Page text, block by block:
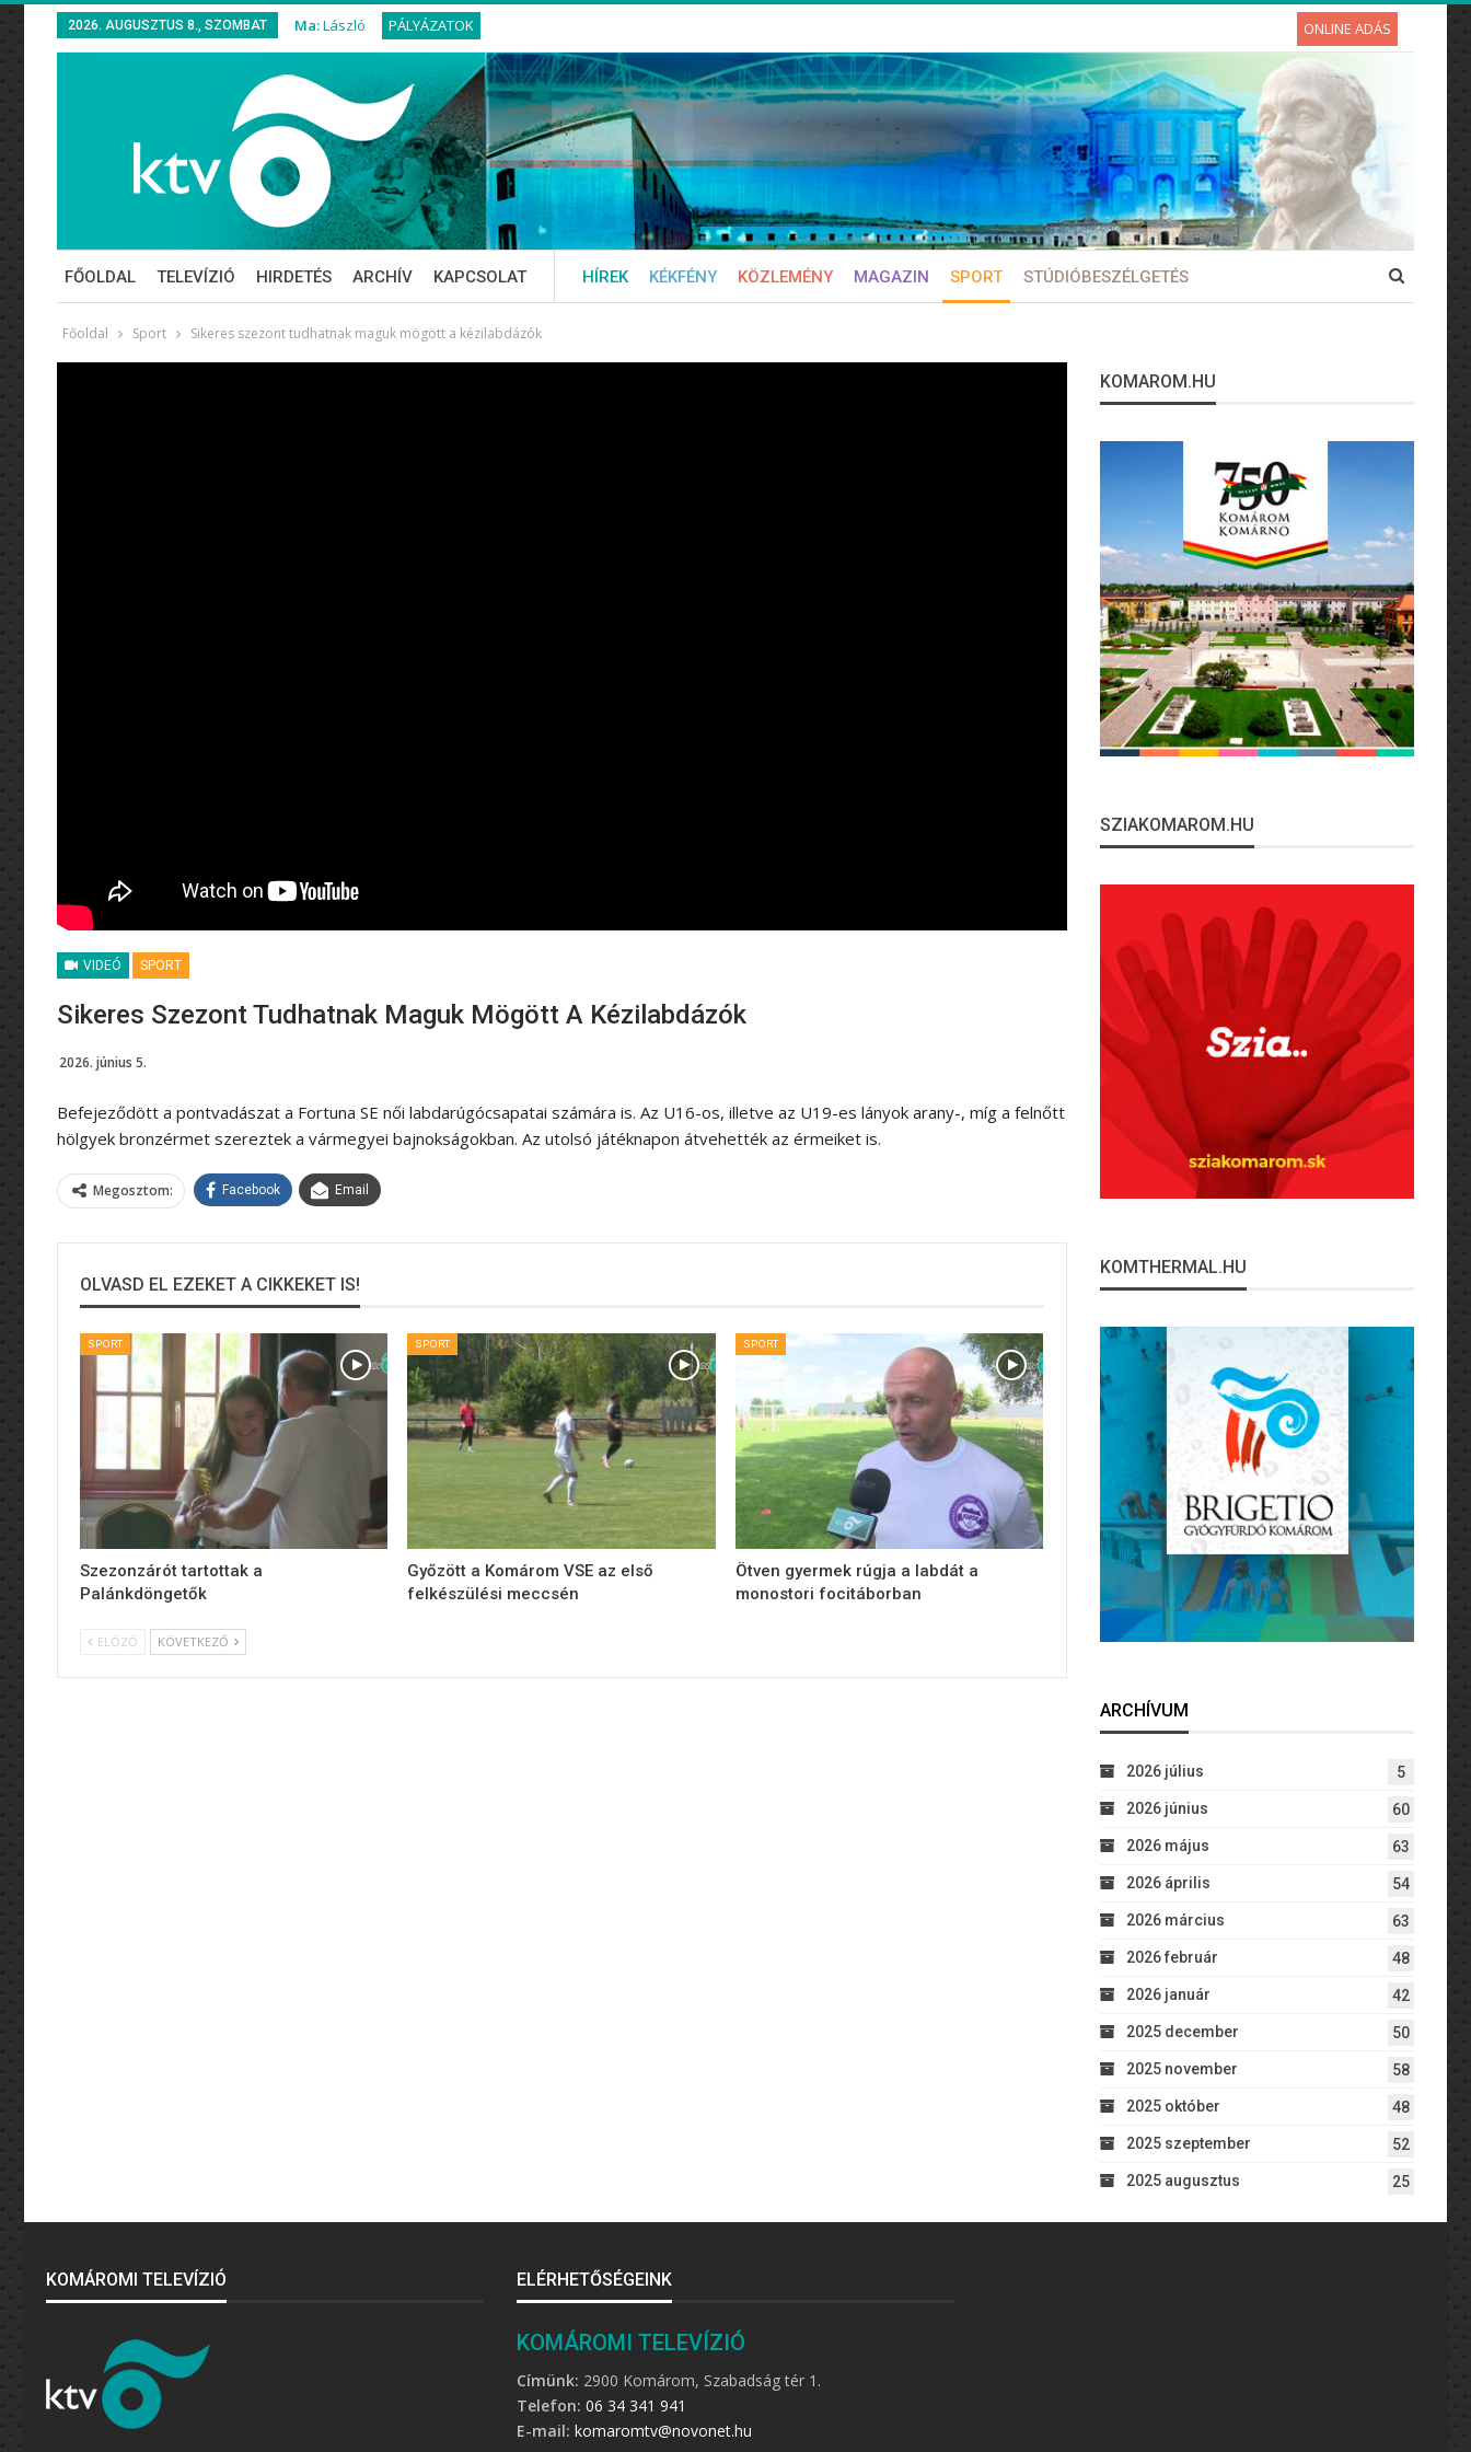
2026. AUGUSZTUS 8., SZOMBAT Ma:László PÁLYÁZATOK ONLINE ADÁS
FŐOLDAL TELEVÍZIÓ HIRDETÉS ARCHÍV KAPCSOLAT HÍREK KÉKFÉNY KÖZLEMÉNY MAGAZIN SPORT STÚDIÓBESZÉLGETÉS
Főoldal Sport Sikeres szezont tudhatnak maguk mögött a kézilabdázók
VIDEÓ SPORT
Sikeres Szezont Tudhatnak Maguk Mögött A Kézilabdázók
2026. június 5.
Befejeződött a pontvadászat a Fortuna SE női labdarúgócsapatai számára is. Az U16-os, illetve az U19-es lányok arany-, míg a felnőtt
hölgyek bronzérmet szereztek a vármegyei bajnokságokban. Az utolsó játéknapon átvehették az érmeiket is.
Megosztom: Facebook Email
OLVASD EL EZEKET A CIKKEKET IS!
SPORT
Szezonzárót tartottak a
Palánkdöngetők
SPORT
Győzött a Komárom VSE az első
felkészülési meccsén
SPORT
Ötven gyermek rúgja a labdát a
monostori focitáborban
ELŐZŐ KÖVETKEZŐ
KOMAROM.HU
SZIAKOMAROM.HU
KOMTHERMAL.HU
ARCHÍVUM
2026 július 5
2026 június 60
2026 május 63
2026 április 54
2026 március 63
2026 február 48
2026 január 42
2025 december 50
2025 november 58
2025 október 48
2025 szeptember 52
2025 augusztus 25
KOMÁROMI TELEVÍZIÓ ELÉRHETŐSÉGEINK
KOMÁROMI TELEVÍZIÓ
Címünk: 2900 Komárom, Szabadság tér 1.
Telefon: 06 34 341 941
E-mail: komaromtv@novonet.hu